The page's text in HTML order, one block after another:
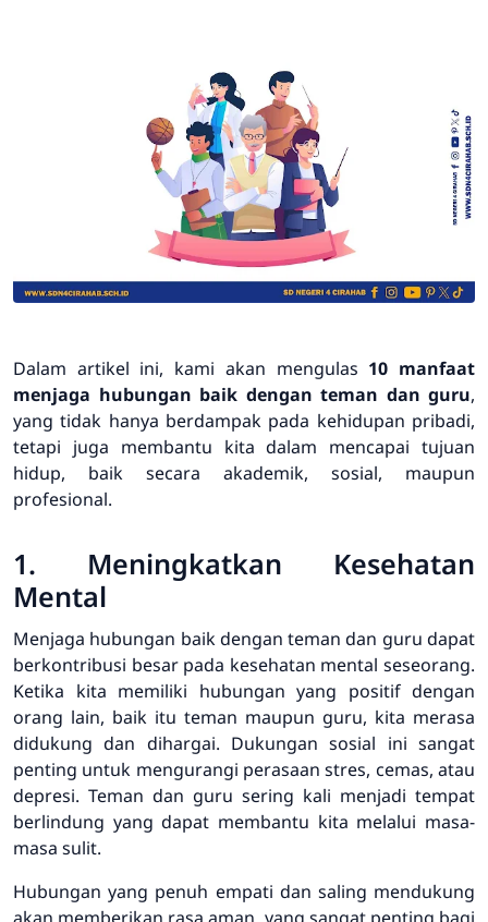
Dalam artikel ini, kami akan mengulas 10 manfaat
menjaga hubungan baik dengan teman dan guru,
yang tidak hanya berdampak pada kehidupan pribadi,
tetapi juga membantu kita dalam mencapai tujuan
hidup, baik secara akademik, sosial, maupun
profesional.
1. Meningkatkan Kesehatan
Mental
Menjaga hubungan baik dengan teman dan guru dapat
berkontribusi besar pada kesehatan mental seseorang.
Ketika kita memiliki hubungan yang positif dengan
orang lain, baik itu teman maupun guru, kita merasa
didukung dan dihargai. Dukungan sosial ini sangat
penting untuk mengurangi perasaan stres, cemas, atau
depresi. Teman dan guru sering kali menjadi tempat
berlindung yang dapat membantu kita melalui masa-
masa sulit.
Hubungan yang penuh empati dan saling mendukung